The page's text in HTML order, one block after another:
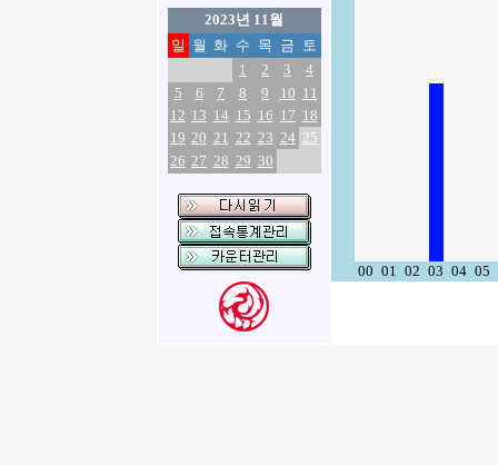
2023년 11월
일 월 화 수 목 금 토
1
2 3
4
5
6 7 8 9 10 11
12 13 14 15 16 17 18
19 20 21 22 23 24 25
26 27 28 29 30
00 01 02 03 04 05